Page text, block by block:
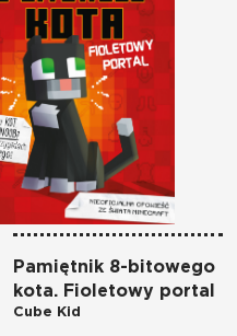
Pamiętnik 8-bitowego
kota. Fioletowy portal
Cube Kid